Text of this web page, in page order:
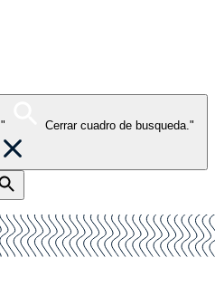
Cerrar cuadro de busqueda."